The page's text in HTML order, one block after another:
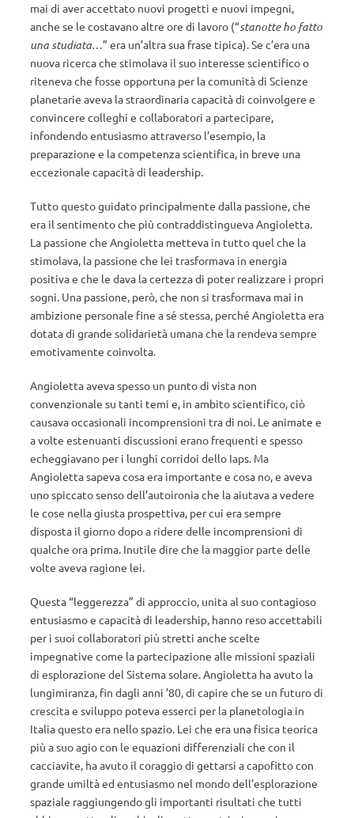
mai di aver accettato nuovi progetti e nuovi impegni,
anche se le costavano altre ore di lavoro (“stanotte ho fatto
una studiata…” era un’altra sua frase tipica). Se c’era una
nuova ricerca che stimolava il suo interesse scientifico o
riteneva che fosse opportuna per la comunità di Scienze
planetarie aveva la straordinaria capacità di coinvolgere e
convincere colleghi e collaboratori a partecipare,
infondendo entusiasmo attraverso l’esempio, la
preparazione e la competenza scientifica, in breve una
eccezionale capacità di leadership.
Tutto questo guidato principalmente dalla passione, che
era il sentimento che più contraddistingueva Angioletta.
La passione che Angioletta metteva in tutto quel che la
stimolava, la passione che lei trasformava in energia
positiva e che le dava la certezza di poter realizzare i propri
sogni. Una passione, però, che non si trasformava mai in
ambizione personale fine a sé stessa, perché Angioletta era
dotata di grande solidarietà umana che la rendeva sempre
emotivamente coinvolta.
Angioletta aveva spesso un punto di vista non
convenzionale su tanti temi e, in ambito scientifico, ciò
causava occasionali incomprensioni tra di noi. Le animate e
a volte estenuanti discussioni erano frequenti e spesso
echeggiavano per i lunghi corridoi dello Iaps. Ma
Angioletta sapeva cosa era importante e cosa no, e aveva
uno spiccato senso dell’autoironia che la aiutava a vedere
le cose nella giusta prospettiva, per cui era sempre
disposta il giorno dopo a ridere delle incomprensioni di
qualche ora prima. Inutile dire che la maggior parte delle
volte aveva ragione lei.
Questa “leggerezza” di approccio, unita al suo contagioso
entusiasmo e capacità di leadership, hanno reso accettabili
per i suoi collaboratori più stretti anche scelte
impegnative come la partecipazione alle missioni spaziali
di esplorazione del Sistema solare. Angioletta ha avuto la
lungimiranza, fin dagli anni ’80, di capire che se un futuro di
crescita e sviluppo poteva esserci per la planetologia in
Italia questo era nello spazio. Lei che era una fisica teorica
più a suo agio con le equazioni differenziali che con il
cacciavite, ha avuto il coraggio di gettarsi a capofitto con
grande umiltà ed entusiasmo nel mondo dell’esplorazione
spaziale raggiungendo gli importanti risultati che tutti